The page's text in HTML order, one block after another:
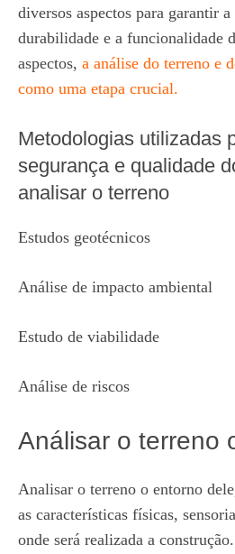
diversos aspectos para garantir a
durabilidade e a funcionalidade
aspectos, a análise do terreno e
como uma etapa crucial.
Metodologias utilizadas
segurança e qualidade
analisar o terreno
Estudos geotécnicos
Análise de impacto ambiental
Estudo de viabilidade
Análise de riscos
Análisar o terreno
Analisar o terreno o entorno
as características físicas,
onde será realizada a